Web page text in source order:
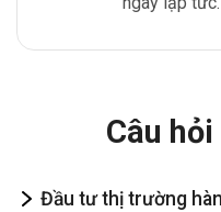
Câu
Đầu tư thị trường